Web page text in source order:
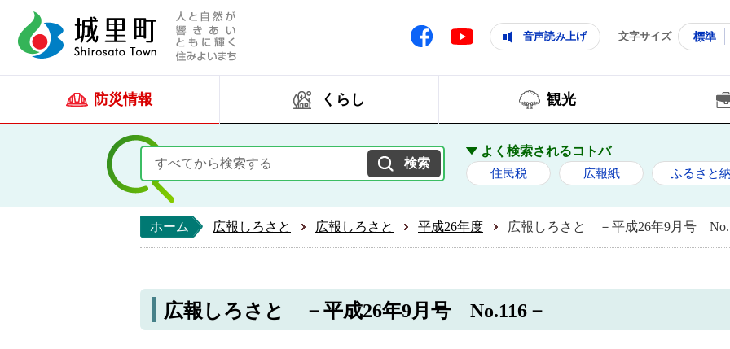
Facebook Youtube 音声読み上げ 文字サイズ 標準
防災情報 くらし 観光
よく検索されるコトバ
住民税 広報紙 ふるさと
ホーム 広報しろさと 広報しろさと 平成26年度 広報しろさと －平成26年9月号
広報しろさと －平成26年9月号 No.116－